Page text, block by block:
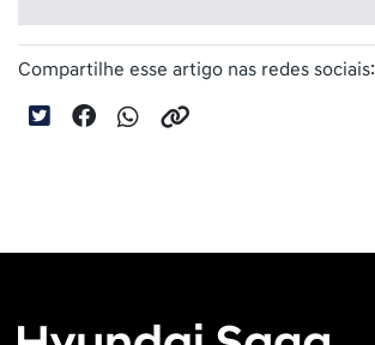
Compartilhe esse artigo nas redes sociais: